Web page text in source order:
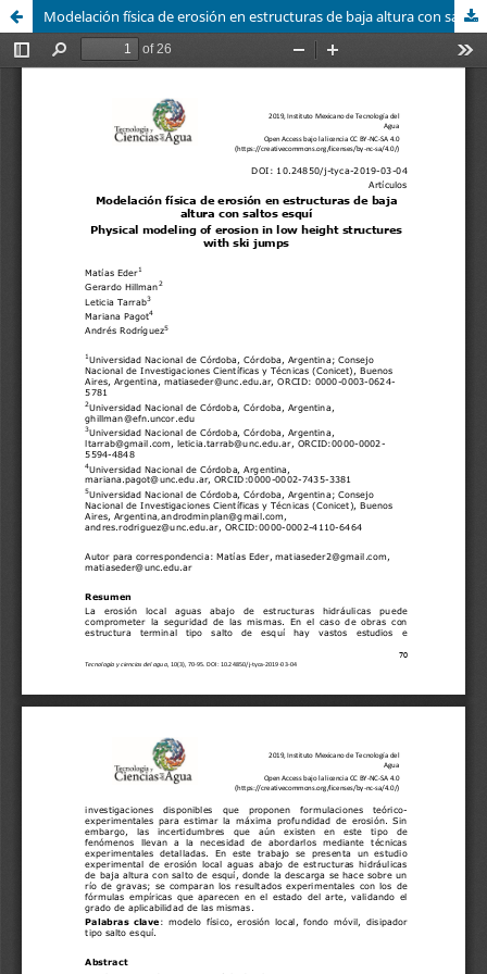
Modelación física de erosión en estructuras de baja altura con saltos esquÃ­ / Physical modeling of erosion in low height structures with ski jumps